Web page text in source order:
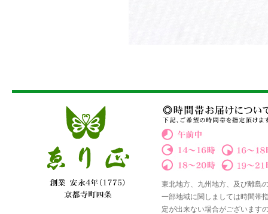
東北地方、九州地方、及び離島
一部地域に関しましては時間帯
定が出来ない場合がございます